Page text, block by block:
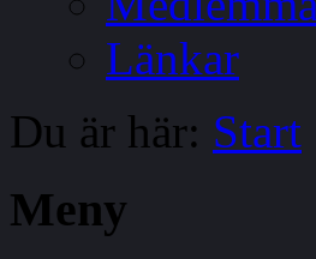
Länkar
Du är här: Start
Meny